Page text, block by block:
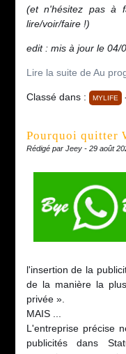
(et n'hésitez pas à
lire/voir/faire !)
edit : mis à jour le 04/
Lire la suite de Au
Classé dans : MYLIFE
Pourquoi quitter
Rédigé par Jeey - 29 août
l'insertion de la
de la manière la
privée ».
MAIS ...
L'entreprise précise
publicités dans